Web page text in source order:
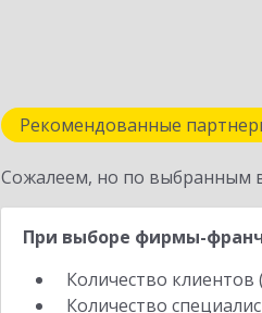
Рекомендованные
Сожалеем, но по выбранным
При выборе фирмы-
Количество
Количество